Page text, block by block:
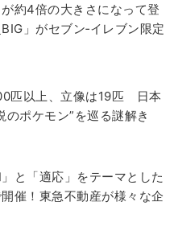
約4倍の大きさになって登
」がセブン‐イレブン限定
匹以上、立像は19匹 日本
のポケモン”を巡る謎解き
と「適応」をテーマとした
催！東急不動産が様々な企